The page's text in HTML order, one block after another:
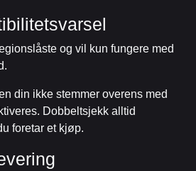
og vil kun fungere med
din ikke stemmer overens med
Dobbeltsjekk alltid
foretar et kjøp.